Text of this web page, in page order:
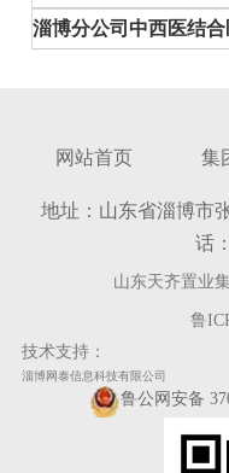
淄博分公司中西医结
网站首页 集
地址：山东省淄博
话
山东天齐置业
鲁
技术支持：
淄博网泰信息科技有限公司
鲁公网安备